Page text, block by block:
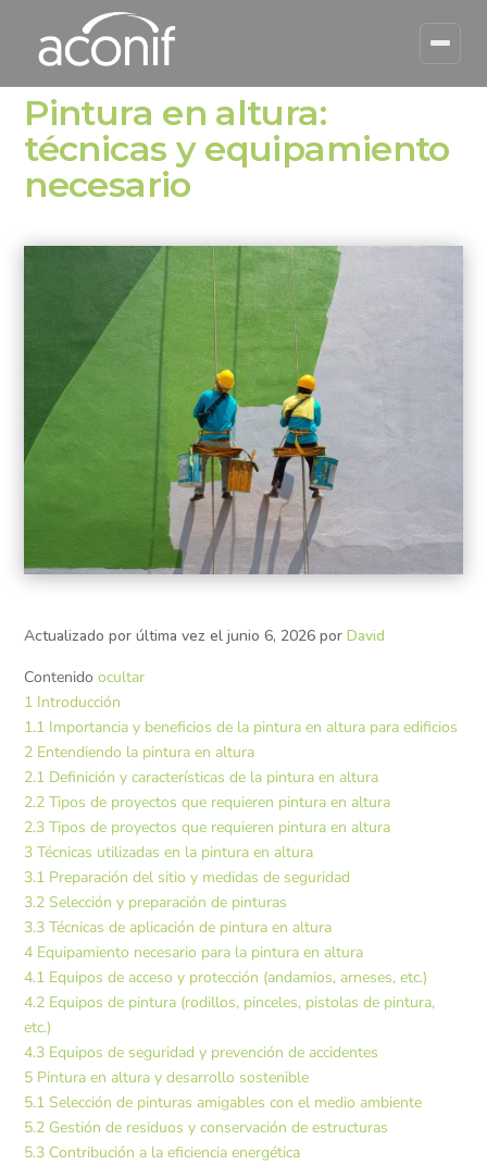
Pintura en altura:
técnicas y equipamiento
necesario
Actualizado por última vez el junio 6, 2026 porDavid
Contenido ocultar
1 Introducción
1.1 Importancia y beneficios de la pintura en altura para edificios
2 Entendiendo la pintura en altura
2.1 Definición y características de la pintura en altura
2.2 Tipos de proyectos que requieren pintura en altura
2.3 Tipos de proyectos que requieren pintura en altura
3 Técnicas utilizadas en la pintura en altura
3.1 Preparación del sitio y medidas de seguridad
3.2 Selección y preparación de pinturas
3.3 Técnicas de aplicación de pintura en altura
4 Equipamiento necesario para la pintura en altura
4.1 Equipos de acceso y protección (andamios, arneses, etc.)
4.2 Equipos de pintura (rodillos, pinceles, pistolas de pintura,
etc.)
4.3 Equipos de seguridad y prevención de accidentes
5 Pintura en altura y desarrollo sostenible
5.1 Selección de pinturas amigables con el medio ambiente
5.2 Gestión de residuos y conservación de estructuras
5.3 Contribución a la eficiencia energética